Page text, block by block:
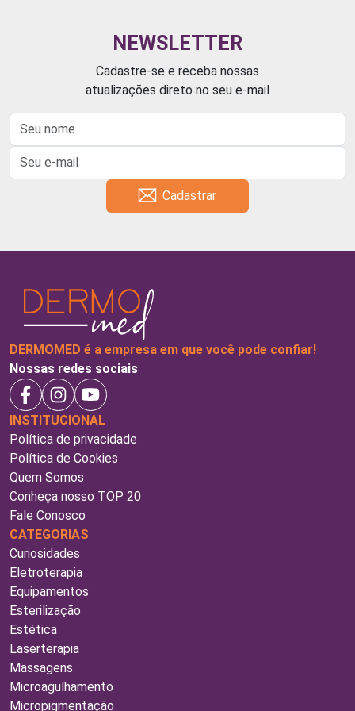
NEWSLETTER
Cadastre-se e receba nossas
atualizações direto no seu e-mail
Cadastrar
DERMOMED é a empresa em que você pode confiar!
Nossas redes sociais
INSTITUCIONAL
Política de privacidade
Política de Cookies
Quem Somos
Conheça nosso TOP 20
Fale Conosco
CATEGORIAS
Curiosidades
Eletroterapia
Equipamentos
Esterilização
Estética
Laserterapia
Massagens
Microagulhamento
Micropigmentação